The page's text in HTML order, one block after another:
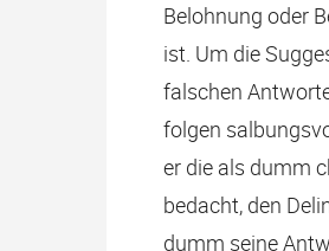
Belohnung oder
ist. Um die
falschen
folgen
er die als dumm
bedacht, den
dumm seine